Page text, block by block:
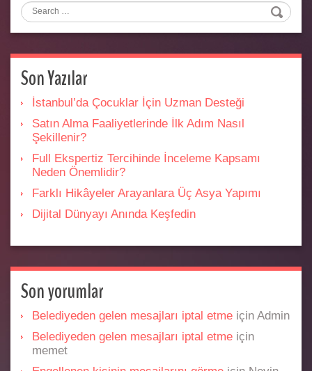
Search
Son Yazılar
İstanbul’da Çocuklar İçin Uzman Desteği
Satın Alma Faaliyetlerinde İlk Adım Nasıl
Şekillenir?
Full Ekspertiz Tercihinde İnceleme Kapsamı
Neden Önemlidir?
Farklı Hikâyeler Arayanlara Üç Asya Yapımı
Dijital Dünyayı Anında Keşfedin
Son yorumlar
Belediyeden gelen mesajları iptal etme için Admin
Belediyeden gelen mesajları iptal etme için
memet